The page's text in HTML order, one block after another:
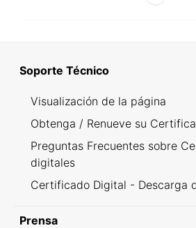
Soporte Técnico
Visualización de la página
Obtenga / Renueve su
Preguntas Frecuentes sobre
digitales
Certificado Digital - Descarga
Prensa